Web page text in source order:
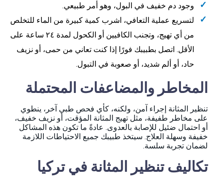
وجود دم خفيف في البول، وهو أمر طبيعي.
لتسريع عملية التعافي، اشرب كمية كبيرة من الماء للتخلص
من أي تهيج، وتجنب الكافيين أو الكحول لمدة ٢٤ ساعة على
الأقل. اتصل بطبيبك فورًا إذا كنت تعاني من حمى، أو نزيف
حاد، أو ألم شديد، أو صعوبة في التبول.
المخاطر والمضاعفات المحتملة
تنظير المثانة إجراء آمن، ولكنه، كأي فحص طبي آخر، ينطوي
على مخاطر طفيفة، مثل تهيج المثانة المؤقت، أو نزيف خفيف،
أو احتمال ضئيل للإصابة بالعدوى. عادةً ما تكون هذه المشاكل
خفيفة وسهلة العلاج. سيتخذ طبيبك جميع الاحتياطات اللازمة
لضمان تجربة سلسة.
تكاليف تنظير المثانة في تركيا